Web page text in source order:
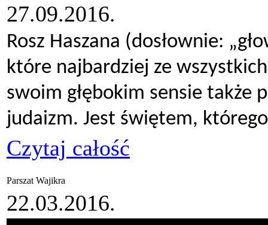
27.09.2016.
Rosz Haszana (dosłownie:
które najbardziej ze
swoim głębokim sensie także
judaizm. Jest świętem,
Czytaj całość
Parszat Wajikra
22.03.2016.